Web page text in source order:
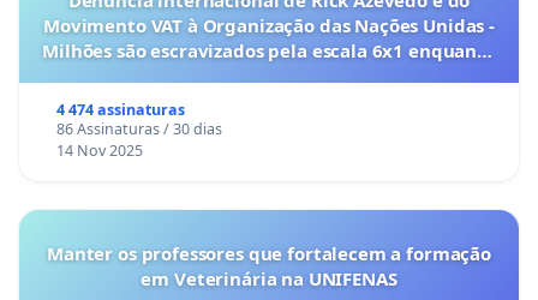
Movimento VAT à Organização das Nações Unidas -
Milhões são escravizados pela escala 6x1 enquanto
4 474 assinaturas
86 Assinaturas / 30 dias
14 Nov 2025
Manter os professores que fortalecem a formação
em Veterinária na UNIFENAS